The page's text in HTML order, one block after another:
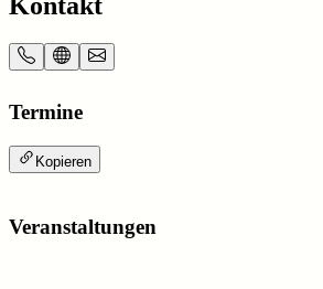
Kontakt
Termine
Kopieren
Veranstaltungen